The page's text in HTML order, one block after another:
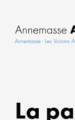
La